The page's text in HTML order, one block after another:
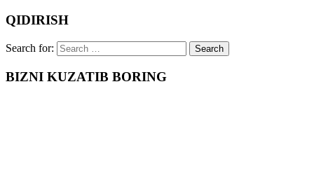
QIDIRISH
Search for:
BIZNI KUZATIB BORING